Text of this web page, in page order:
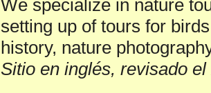
We specialize in nature
setting up of tours for
history, nature
Sitio en inglés, revisado el